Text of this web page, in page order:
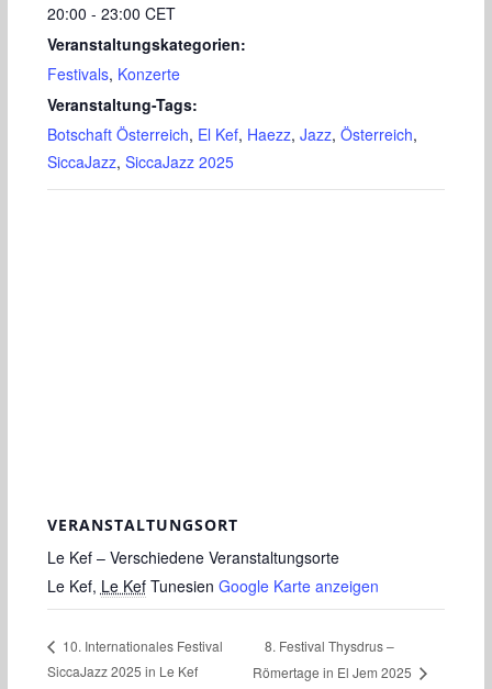
20:00 - 23:00 CET
Veranstaltungskategorien:
Festivals, Konzerte
Veranstaltung-Tags:
Botschaft Österreich, El Kef, Haezz, Jazz, Österreich,
SiccaJazz, SiccaJazz 2025
VERANSTALTUNGSORT
Le Kef – Verschiedene Veranstaltungsorte
Le Kef, Le Kef Tunesien Google Karte anzeigen
10. Internationales Festival
SiccaJazz 2025 in Le Kef
8. Festival Thysdrus –
Römertage in El Jem 2025